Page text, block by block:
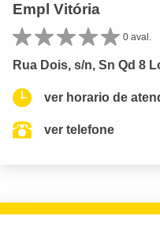
Empl Vitória
0 aval.
Rua Dois, s/n, Sn Qd 8
ver horario de
ver telefone